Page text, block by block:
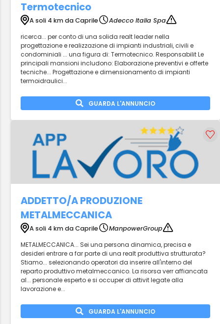
Termotecnico
A soli 4 km da Caprile
Adecco Italia Spa
ricerca... per conto di una solida realt leader nella
progettazione e realizzazione di impianti industriali, civili e
condominiali ... una figura di: Termotecnico. Responsabilit Le
principali mansioni includono: Elaborazione preventivi e offerte
tecniche... Progettazione e dimensionamento di impianti
termoidraulici...
GUARDA L'ANNUNCIO
ADDETTO/A PRODUZIONE
METALMECCANICA
A soli 4 km da Caprile
ManpowerGroup
METALMECCANICA... Sei una persona dinamica, precisa e
desideri entrare a far parte di una realt produttiva strutturata?
Stiamo... selezionando operatori da inserire all'interno del
reparto produttivo metalmeccanico. La risorsa verr affiancata
al... personale esperto e si occuper di attivit legate alla
lavorazione e...
GUARDA L'ANNUNCIO